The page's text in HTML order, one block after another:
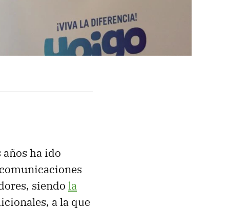
años ha ido
siendo la
a la que